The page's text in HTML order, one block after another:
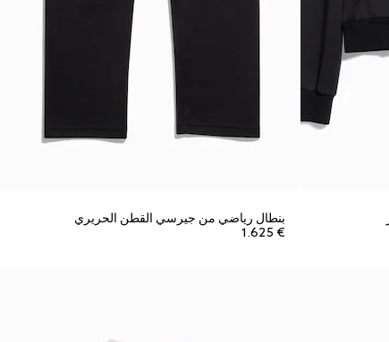
بنطال رياضي من جيرسي القطن الحريري
€ 1.625